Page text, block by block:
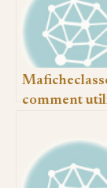
comment
créer des
classe